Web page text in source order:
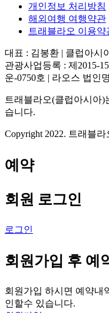
개인정보 처리방침
해외여행 여행약관
트래블라오 이용약
대표 : 김봉환 | 클럽아시
관광사업등록 : 제2015-
운-0750호 | 라오스 법인
트래블라오(클럽아시아)
습니다.
Copyright 2022. 트래블라
예약
회원 로그인
로그인
회원가입 후 예
회원가입 하시면 예약내
인할수 있습니다.